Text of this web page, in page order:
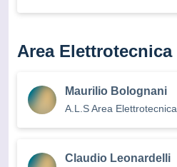
Area Elettrotecnica
Maurilio Bolognani
A.L.S Area Elettrotecnica
Claudio Leonardelli